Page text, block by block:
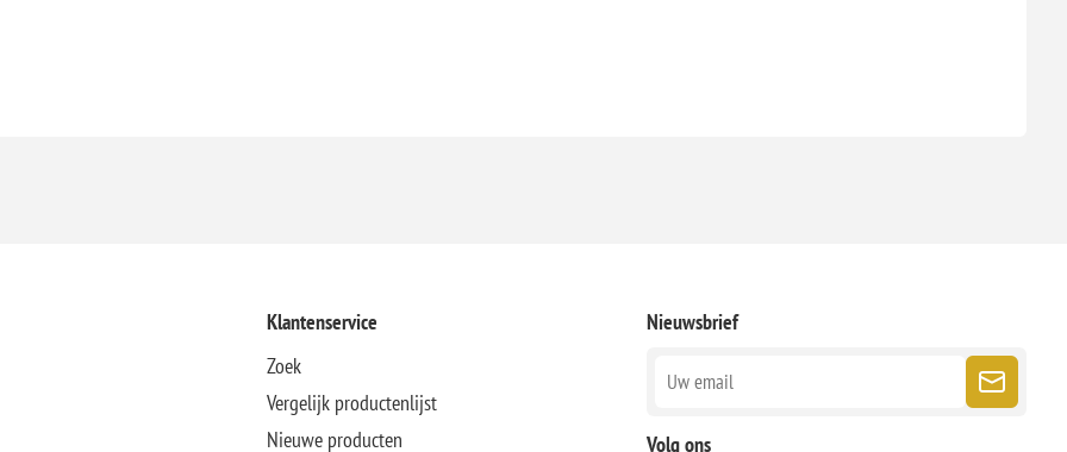
Klantenservice
Zoek
Vergelijk productenlijst
Nieuwe producten
Nieuwsbrief
Volg ons